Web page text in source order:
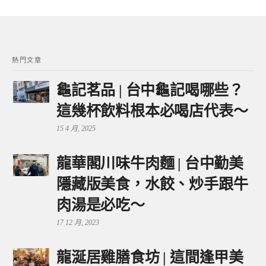
熱門文章
龜記茗品 | 台中龜記喝哪些？
這幾杯飲料根本必喝店代表～
15 4 月, 2025
龍華閣川味牛肉麵 | 台中勤美
隱藏版美食，水餃、炒手跟牛
肉湯是必吃～
17 12 月, 2023
龍涎居雞膳食坊 | 這間逢甲美